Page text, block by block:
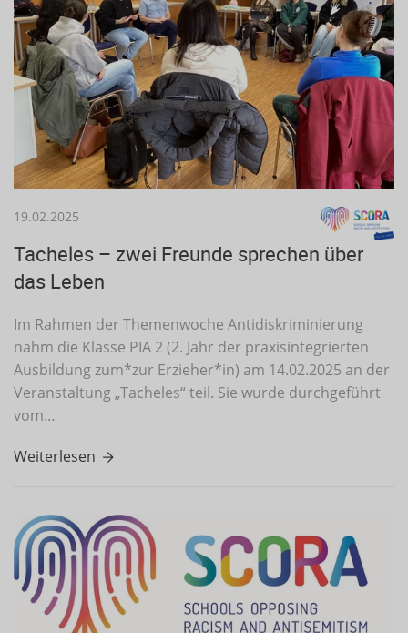
19.02.2025
Tacheles – zwei Freunde sprechen über
das Leben
Im Rahmen der Themenwoche Antidiskriminierung
nahm die Klasse PIA 2 (2. Jahr der praxisintegrierten
Ausbildung zum*zur Erzieher*in) am 14.02.2025 an der
Veranstaltung „Tacheles“ teil. Sie wurde durchgeführt
vom…
Weiterlesen